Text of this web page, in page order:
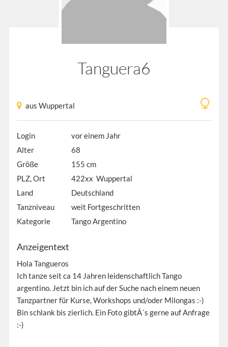
Tanguera6
aus Wuppertal
Login
vor einem Jahr
Alter
68
Größe
155 cm
PLZ, Ort
422xx Wuppertal
Land
Deutschland
Tanzniveau
weit Fortgeschritten
Kategorie
Tango Argentino
Anzeigentext
Hola Tangueros
Ich tanze seit ca 14 Jahren leidenschaftlich Tango
argentino. Jetzt bin ich auf der Suche nach einem neuen
Tanzpartner für Kurse, Workshops und/oder Milongas :-)
Bin schlank bis zierlich. Ein Foto gibtÂ´s gerne auf Anfrage
:-)